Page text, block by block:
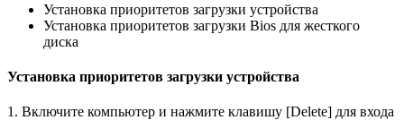
Установка приоритетов загрузки устройства
Установка приоритетов загрузки Bios для жесткого
диска
Установка приоритетов загрузки устройства
1. Включите компьютер и нажмите клавишу [Delete] для входа